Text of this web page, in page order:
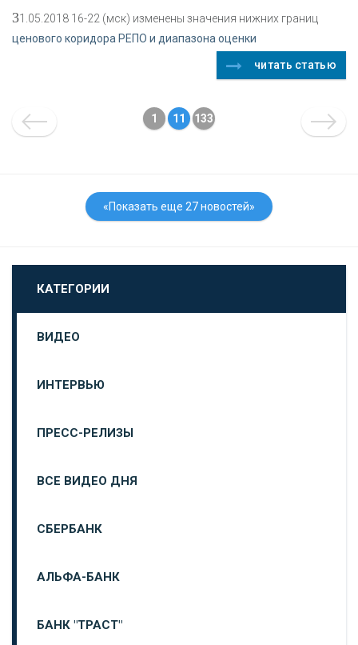
31.05.2018 16-22 (мск) изменены значения нижних границ
ценового коридора РЕПО и диапазона оценки
читать статью
1 11 133
«Показать еще 27 новостей»
КАТЕГОРИИ
ВИДЕО
ИНТЕРВЬЮ
ПРЕСС-РЕЛИЗЫ
ВСЕ ВИДЕО ДНЯ
СБЕРБАНК
АЛЬФА-БАНК
БАНК "ТРАСТ"